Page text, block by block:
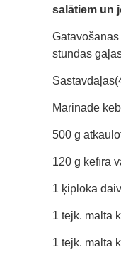
salātiem un
stundas
Marināde
500 g
120 g kefīra
1 ķiploka
1 tējk. malta
1 tējk. malta